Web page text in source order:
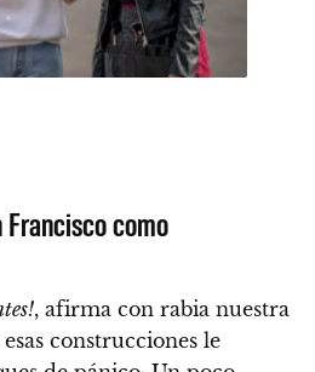
como
, afirma con rabia nuestra
construcciones le